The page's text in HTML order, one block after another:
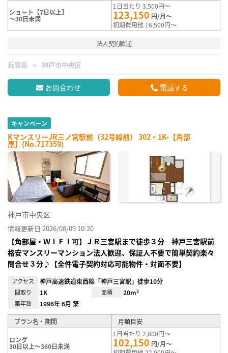
ショート【7日以上】
～30日未満
1日当たり 3,500円～
123,150 円/月～
初期費用他 16,500円～
法人契約歓迎
兵庫県 神戸市中央区
お問合わせ 電話する
キャンペーン
KマンスリーJR三ノ宮駅前（32号線前） 302・1K-【角部
屋】(No.717359)
神戸市中央区
情報更新日 2026/08/09 10:20
【角部屋・ＷｉＦｉ可】ＪＲ三宮駅まで徒歩３分 神戸三宮駅前
格安マンスリーマンション法人歓迎、保証人不要で簡単契約楽々
問合せ３分♪【全件電子契約対応可能物件・対面不要】
アクセス 神戸高速鉄道東西線「神戸三宮駅」徒歩10分
間取り 1K 面積 20m²
築年数 1996年 6月 築
プラン名・期間 月額目安
ロング
30日以上～360日未満
1日当たり 2,800円～
102,150 円/月～